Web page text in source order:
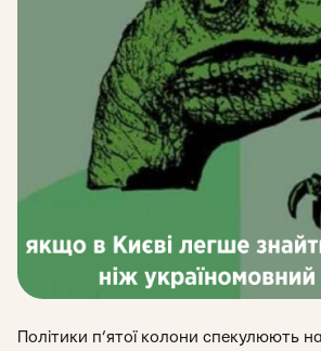
Політики п’ятої колони спекулюють